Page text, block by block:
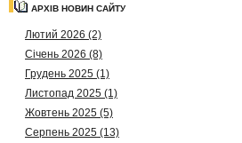
АРХІВ НОВИН САЙТУ
Лютий 2026 (2)
Січень 2026 (8)
Грудень 2025 (1)
Листопад 2025 (1)
Жовтень 2025 (5)
Серпень 2025 (13)